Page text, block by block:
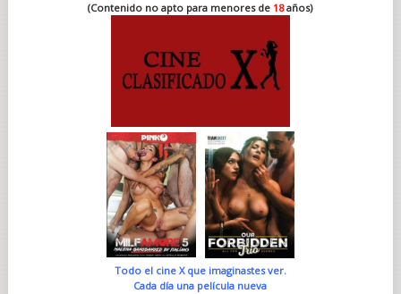
(Contenido no apto para menores de 18años)
Todo el cine X que imaginastes ver.
Cada día una película nueva